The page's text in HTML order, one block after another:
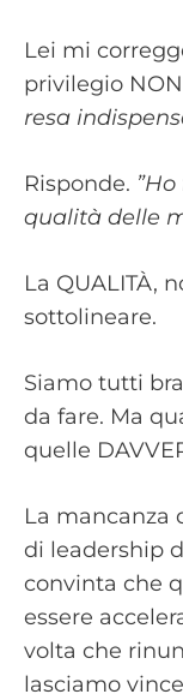
Lei mi
privilegio
resa
Risponde.
qualità delle
La QUALITÀ,
sottolineare.
Siamo tutti
da fare. Ma
quelle
La mancanza
di leadership
convinta che
essere
volta che
lasciamo